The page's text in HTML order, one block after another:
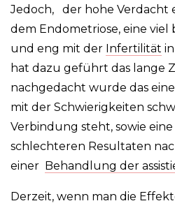
Jedoch, der hohe Verdacht
dem Endometriose, eine
und eng mit der Infertilität
hat dazu geführt das lange
nachgedacht wurde das
mit der Schwierigkeiten
Verbindung steht, sowie
schlechteren Resultaten
einer Behandlung der
Derzeit, wenn man die